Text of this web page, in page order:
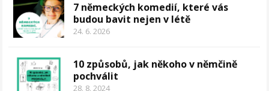
7 německých komedií, které vás
budou bavit nejen v létě
24. 6. 2026
10 způsobů, jak někoho v němčině
pochválit
28. 8. 2024